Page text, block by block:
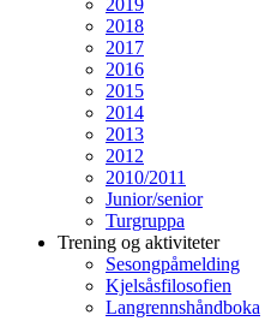
2019
2018
2017
2016
2015
2014
2013
2012
2010/2011
Junior/senior
Turgruppa
Trening og aktiviteter
Sesongpåmelding
Kjelsåsfilosofien
Langrennshåndboka